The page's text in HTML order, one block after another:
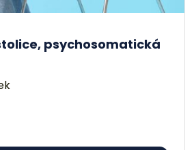
psychosomatická